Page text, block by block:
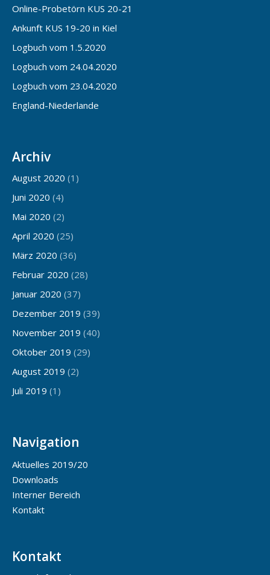
Online-Probetörn KUS 20-21
Ankunft KUS 19-20 in Kiel
Logbuch vom 1.5.2020
Logbuch vom 24.04.2020
Logbuch vom 23.04.2020
England-Niederlande
Archiv
August 2020 (1)
Juni 2020 (4)
Mai 2020 (2)
April 2020 (25)
März 2020 (36)
Februar 2020 (28)
Januar 2020 (37)
Dezember 2019 (39)
November 2019 (40)
Oktober 2019 (29)
August 2019 (2)
Juli 2019 (1)
Navigation
Aktuelles 2019/20
Downloads
Interner Bereich
Kontakt
Kontakt